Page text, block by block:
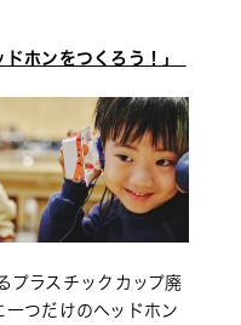
ホンをつくろう！」
プラスチックカップ廃
つだけのヘッドホン